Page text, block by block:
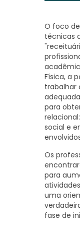
O foco
técnicas
Física, a
trabalhar
para
social e
Os
para
uma
fase de